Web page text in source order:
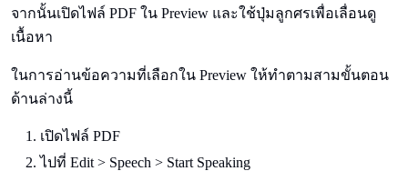
จากนั้นเปิดไฟล์ PDF ใน Preview และใช้ปุ่มลูกศรเพื่อเลื่อนดู
เนื้อหา
ในการอ่านข้อความที่เลือกใน Preview ให้ทำตามสามขั้นตอน
ด้านล่างนี้
เปิดไฟล์ PDF
ไปที่ Edit > Speech > Start Speaking